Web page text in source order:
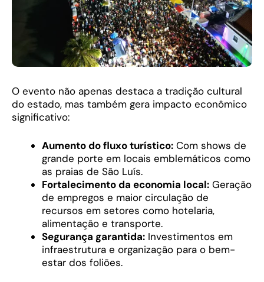
O evento não apenas destaca a tradição cultural
do estado, mas também gera impacto econômico
significativo:
Aumento do fluxo turístico: Com shows de
grande porte em locais emblemáticos como
as praias de São Luís.
Fortalecimento da economia local: Geração
de empregos e maior circulação de
recursos em setores como hotelaria,
alimentação e transporte.
Segurança garantida: Investimentos em
infraestrutura e organização para o bem-
estar dos foliões.